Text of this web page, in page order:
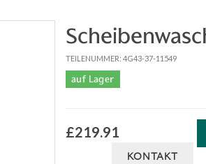
TEILENUMMER: 4G43-37-11549
auf Lager
£219.91
KONTAKT